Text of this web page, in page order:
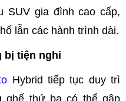
SUV gia đình cao cấp,
lẫn các hành trình dài.
bị tiện nghi
Hybrid tiếp tục duy trì